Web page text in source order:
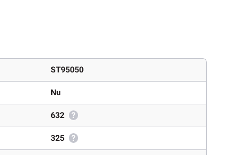
ST95050
Nu
632 ?
325 ?